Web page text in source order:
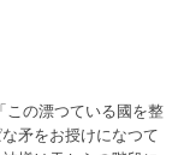
この漂つている國を整
矛をお授けになつて